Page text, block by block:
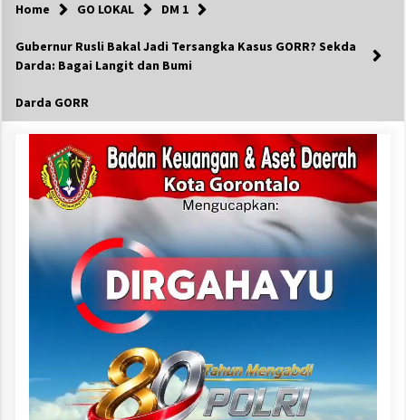
Home GO LOKAL DM 1
Gubernur Rusli Bakal Jadi Tersangka Kasus GORR? Sekda
Darda: Bagai Langit dan Bumi
Darda GORR